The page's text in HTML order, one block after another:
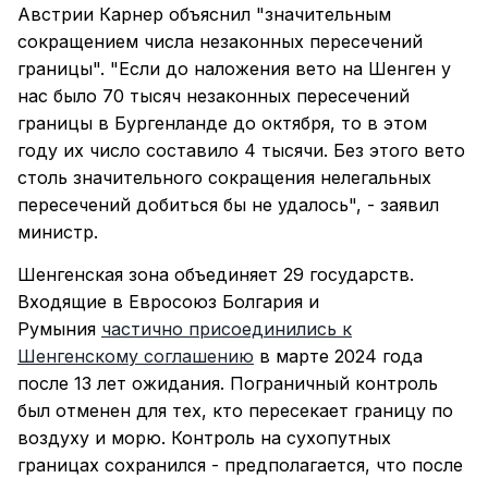
Австрии Карнер объяснил "значительным
сокращением числа незаконных пересечений
границы". "Если до наложения вето на Шенген у
нас было 70 тысяч незаконных пересечений
границы в Бургенланде до октября, то в этом
году их число составило 4 тысячи. Без этого вето
столь значительного сокращения нелегальных
пересечений добиться бы не удалось", - заявил
министр.
Шенгенская зона объединяет 29 государств.
Входящие в Евросоюз Болгария и
Румыния частично присоединились к
Шенгенскому соглашению в марте 2024 года
после 13 лет ожидания. Пограничный контроль
был отменен для тех, кто пересекает границу по
воздуху и морю. Контроль на сухопутных
границах сохранился - предполагается, что после